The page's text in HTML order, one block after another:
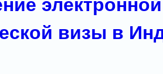
электронной
визы в